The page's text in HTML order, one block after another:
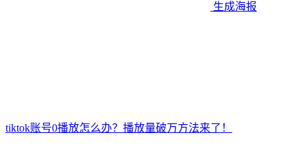
生成海报
tiktok账号0播放怎么办？播放量破万方法来了！